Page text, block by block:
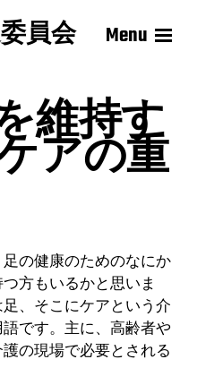
員会 Menu
維持す
アの重
の健康のためのなにか
方もいるかと思いま
、そこにケアという介
です。主に、高齢者や
の現場で必要とされる